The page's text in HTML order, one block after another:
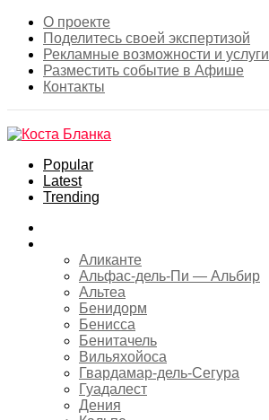
О проекте
Поделитесь своей экспертизой
Рекламные возможности и услуги
Разместить событие в Афише
Контакты
Popular
Latest
Trending
Аликанте
Альфас-дель-Пи — Альбир
Альтеа
Бенидорм
Бенисса
Бенитачель
Вильяхойоса
Гвардамар-дель-Сегура
Гуадалест
Дения